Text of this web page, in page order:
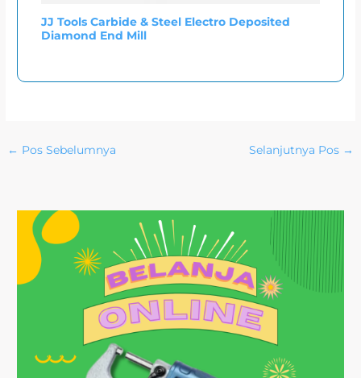
JJ Tools Carbide & Steel Electro Deposited
Diamond End Mill
← Pos Sebelumnya Selanjutnya Pos →